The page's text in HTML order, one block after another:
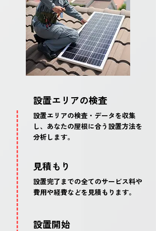
設置エリアの検査
設置エリアの検査・データを収集
し、あなたの屋根に合う設置方法を
分析します。
見積もり
設置完了までの全てのサービス料や
費用や経費などを見積もります。
設置開始